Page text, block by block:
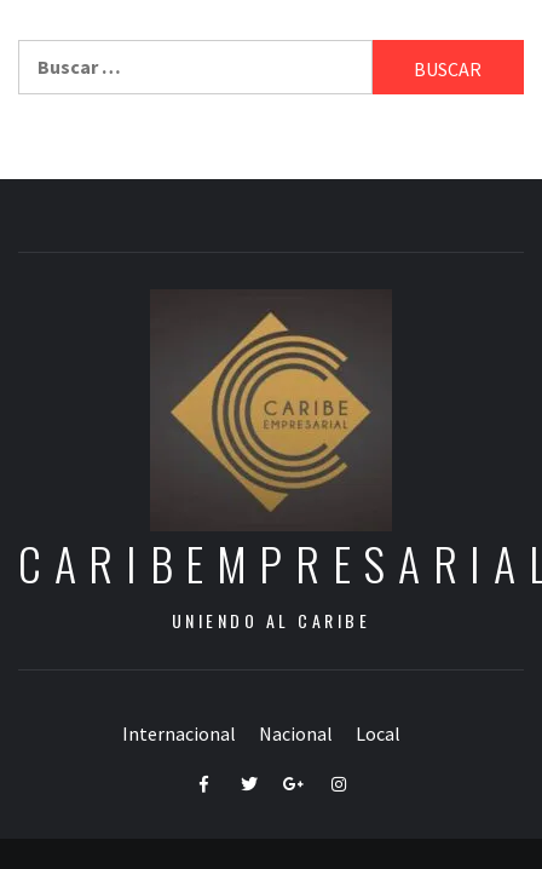
UNIENDO AL CARIBE
Internacional Nacional Local
FacebookTwitterGoogle+Instagram